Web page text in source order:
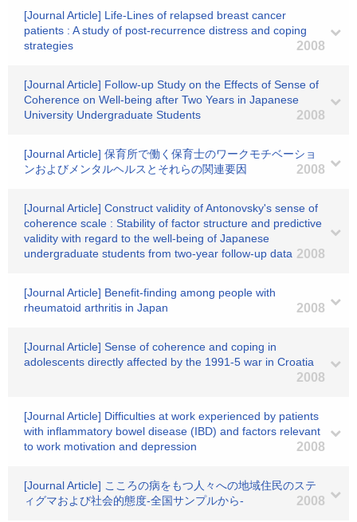
[Journal Article] Life-Lines of relapsed breast cancer
patients : A study of post-recurrence distress and coping
strategies
2008
[Journal Article] Follow-up Study on the Effects of Sense of
Coherence on Well-being after Two Years in Japanese
University Undergraduate Students
2008
[Journal Article] 保育所で働く保育士のワークモチベーショ
ンおよびメンタルヘルスとそれらの関連要因
2008
[Journal Article] Construct validity of Antonovsky's sense of
coherence scale : Stability of factor structure and predictive
validity with regard to the well-being of Japanese
undergraduate students from two-year follow-up data 2008
[Journal Article] Benefit-finding among people with
rheumatoid arthritis in Japan
2008
[Journal Article] Sense of coherence and coping in
adolescents directly affected by the 1991-5 war in Croatia
2008
[Journal Article] Difficulties at work experienced by patients
with inflammatory bowel disease (IBD) and factors relevant
to work motivation and depression
2008
[Journal Article] こころの病をもつ人々への地域住民のステ
ィグマおよび社会的態度-全国サンプルから-
2008